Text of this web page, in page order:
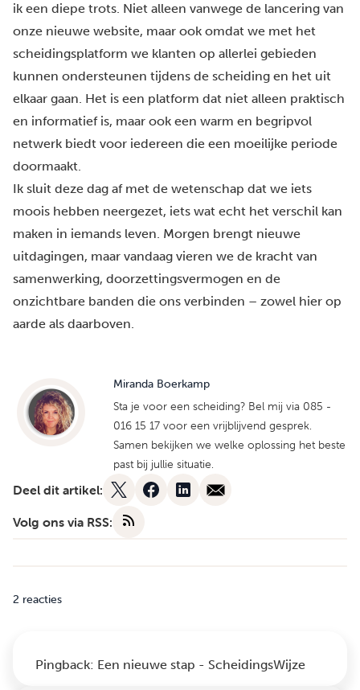
ik een diepe trots. Niet alleen vanwege de lancering van
onze nieuwe website, maar ook omdat we met het
scheidingsplatform we klanten op allerlei gebieden
kunnen ondersteunen tijdens de scheiding en het uit
elkaar gaan. Het is een platform dat niet alleen praktisch
en informatief is, maar ook een warm en begripvol
netwerk biedt voor iedereen die een moeilijke periode
doormaakt.
Ik sluit deze dag af met de wetenschap dat we iets
moois hebben neergezet, iets wat echt het verschil kan
maken in iemands leven. Morgen brengt nieuwe
uitdagingen, maar vandaag vieren we de kracht van
samenwerking, doorzettingsvermogen en de
onzichtbare banden die ons verbinden – zowel hier op
aarde als daarboven.
Miranda Boerkamp
Sta je voor een scheiding? Bel mij via 085 -
016 15 17 voor een vrijblijvend gesprek.
Samen bekijken we welke oplossing het beste
past bij jullie situatie.
Deel dit artikel:
Volg ons via RSS:
2 reacties
Pingback: Een nieuwe stap - ScheidingsWijze